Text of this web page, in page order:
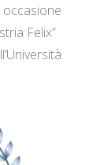
occasione
Felix”